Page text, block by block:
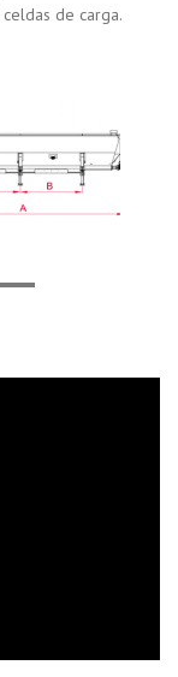
de carga.